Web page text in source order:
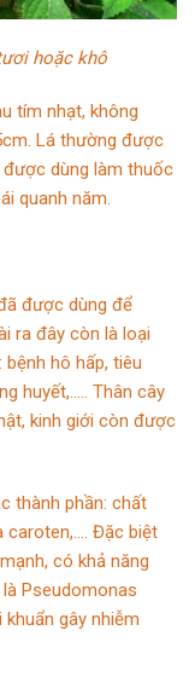
hoặc khô
tím nhạt, không
Lá thường được
được dùng làm thuốc
quanh năm.
được dùng để
ra đây còn là loại
hô hấp, tiêu
huyết,….. Thân cây
kinh giới còn được
thành phần: chất
caroten,…. Đặc biệt
có khả năng
Pseudomonas
gây nhiễm